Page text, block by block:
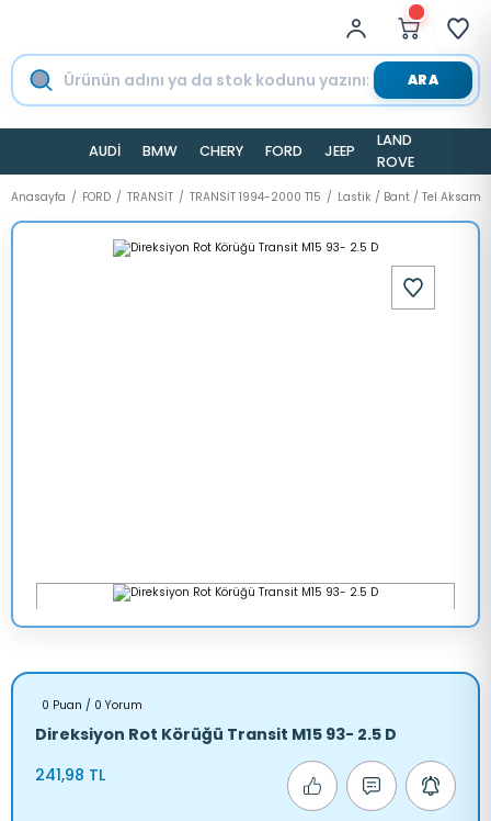
ARA
AUDİ BMW CHERY FORD JEEP
LAND
ROVER
Anasayfa FORD TRANSİT TRANSİT 1994-2000 T15 Lastik / Bant / Tel Aksamı
0 Puan / 0 Yorum
Direksiyon Rot Körüğü Transit M15 93- 2.5 D
241,98 TL